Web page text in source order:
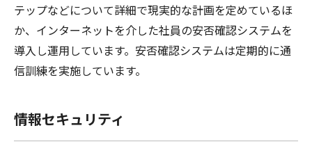
テップなどについて詳細で現実的な計画を定めているほ
か、インターネットを介した社員の安否確認システムを
導入し運用しています。安否確認システムは定期的に通
信訓練を実施しています。
情報セキュリティ